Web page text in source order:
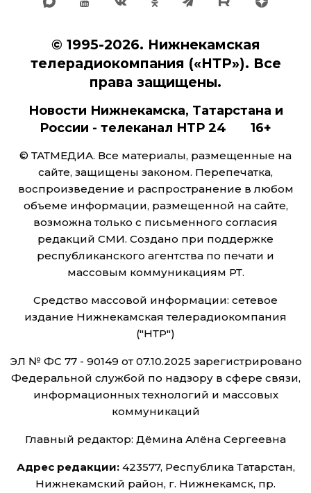
© 1995-2026. Нижнекамская
телерадиокомпания («НТР»). Все
права защищены.
Новости Нижнекамска, Татарстана и
России - телеканал НТР 24 16+
© ТАТМЕДИА. Все материалы, размещенные на
сайте, защищены законом. Перепечатка,
воспроизведение и распространение в любом
объеме информации, размещенной на сайте,
возможна только с письменного согласия
редакций СМИ. Создано при поддержке
республиканского агентства по печати и
массовым коммуникациям РТ.
Средство массовой информации: сетевое
издание Нижнекамская телерадиокомпания
("НТР")
ЭЛ № ФС 77 - 90149 от 07.10.2025 зарегистрировано
Федеральной службой по надзору в сфере связи,
информационных технологий и массовых
коммуникаций
Главный редактор: Дёмина Алёна Сергеевна
Адрес редакции:423577, Республика Татарстан,
Нижнекамский район, г. Нижнекамск, пр.